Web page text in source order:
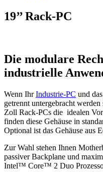
19’’ Rack-PC
Die modulare
industrielle
Wenn IhrIndustrie-PC und
getrennt untergebracht
Zoll Rack-PCs die idealen
finden diese Gehäuse in
Optional ist das Gehäuse aus
Zur Wahl stehen Ihnen
passiver Backplane und
Intel™ Core™ 2 Duo